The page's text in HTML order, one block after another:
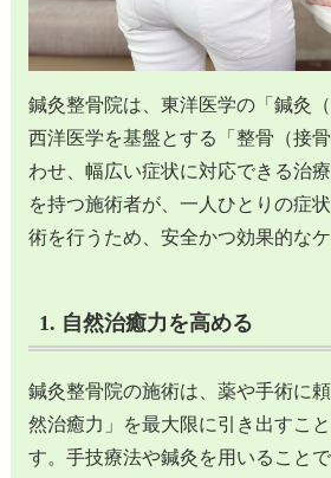
鍼灸整骨院は、東洋医学の「鍼灸
西洋医学を基盤とする「整骨（接
わせ、幅広い症状に対応できる治
を持つ施術者が、一人ひとりの症
術を行うため、安全かつ効果的なケ
1. 自然治癒力を高める
鍼灸整骨院の施術は、薬や手術に
然治癒力」を最大限に引き出すこ
す。手技療法や鍼灸を用いること